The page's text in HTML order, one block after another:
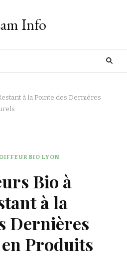
Info
à la Pointe des Dernières
BIO LYON
Bio à
à la
Dernières
Produits